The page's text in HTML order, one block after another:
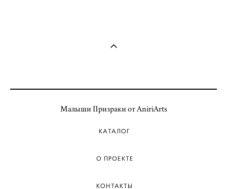
Малыши Призраки от AniriArts
КАТАЛОГ
О ПРОЕКТЕ
КОНТАКТЫ